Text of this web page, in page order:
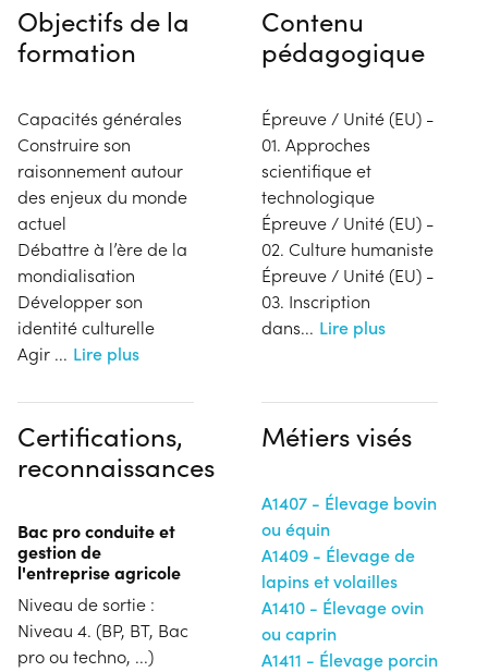
Objectifs de la
formation
Capacités générales
Construire son
raisonnement autour
des enjeux du monde
actuel
Débattre à l’ère de la
mondialisation
Développer son
identité culturelle
Agir ... Lire plus
Contenu
pédagogique
Épreuve / Unité (EU) -
01. Approches
scientifique et
technologique
Épreuve / Unité (EU) -
02. Culture humaniste
Épreuve / Unité (EU) -
03. Inscription
dans... Lire plus
Certifications,
reconnaissances
Bac pro conduite et
gestion de
l'entreprise agricole
Niveau de sortie :
Niveau 4. (BP, BT, Bac
pro ou techno, ...)
Métiers visés
A1407 - Élevage bovin
ou équin
A1409 - Élevage de
lapins et volailles
A1410 - Élevage ovin
ou caprin
A1411 - Élevage porcin